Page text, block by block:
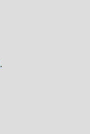
.